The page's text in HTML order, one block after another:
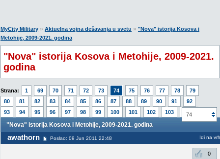
MyCity Military » Aktuelna vojna dešavanja u svetu » "Nova" istorija Kosova i
Metohije, 2009-2021. godina
"Nova" istorija Kosova i Metohije, 2009-2021.
godina
Strana: 1 69 70 71 72 73 74 75 76 77 78
79
80
81 82 83 84 85 86 87 88 89 90 91
92
93
94 95 96 97 98 99 100 101 102 103 2242
74
"Nova" istorija Kosova i Metohije, 2009-2021. godina
awathorn Poslao: 09 Jun 2011 22:48 Idi na vrh
0